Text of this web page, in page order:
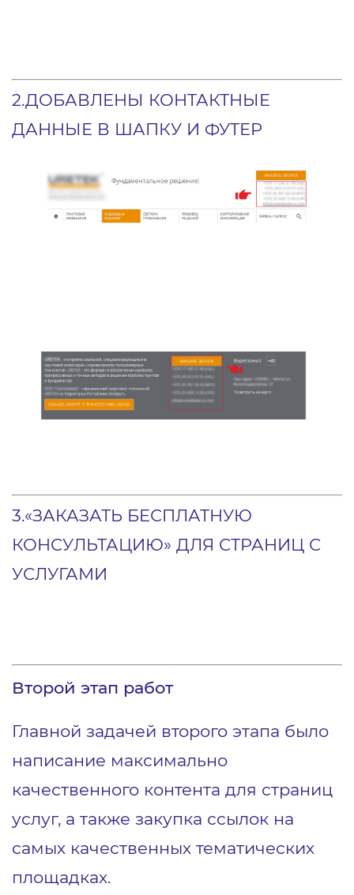
2.ДОБАВЛЕНЫ КОНТАКТНЫЕ
ДАННЫЕ В ШАПКУ И ФУТЕР
3.«ЗАКАЗАТЬ БЕСПЛАТНУЮ
КОНСУЛЬТАЦИЮ» ДЛЯ СТРАНИЦ С
УСЛУГАМИ
Второй этап работ
Главной задачей второго этапа было
написание максимально
качественного контента для страниц
услуг, а также закупка ссылок на
самых качественных тематических
площадках.